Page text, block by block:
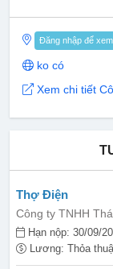
Đăng nhập để
ko có
Xem chi tiết
Thợ Điện
Công ty TNHH
Hạn nộp: 30/09/
Lương: Thỏa